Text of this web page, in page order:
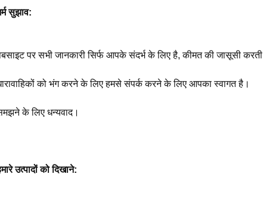
सुझाव:
पर सभी जानकारी सिर्फ आपके संदर्भ के लिए है, कीमत की जासूसी
को भंग करने के लिए हमसे संपर्क करने के लिए आपका स्वागत है।
के लिए धन्यवाद।
उत्पादों को दिखाने: